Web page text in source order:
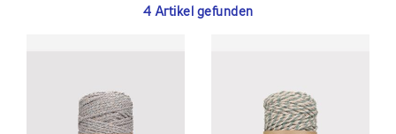
4 Artikel gefunden